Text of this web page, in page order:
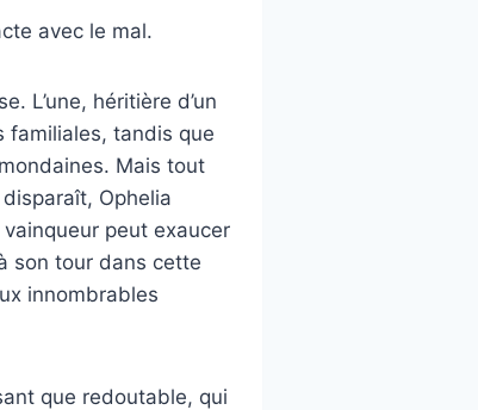
avec le mal.
L’une, héritière d’un
familiales, tandis que
Mais tout
Ophelia
peut exaucer
son tour dans cette
innombrables
que redoutable, qui